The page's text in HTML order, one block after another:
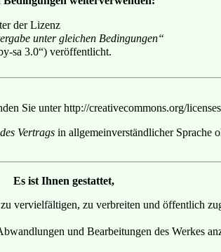
der Lizenz
unter gleichen Bedingungen“
sa 3.0“) veröffentlicht.
Sie unterhttp://creativecommons.org/
Vertrags in allgemeinverständlicher Sprache
Es ist Ihnen gestattet,
vervielfältigen, zu verbreiten und öffentlich
und Bearbeitungen des Werkes